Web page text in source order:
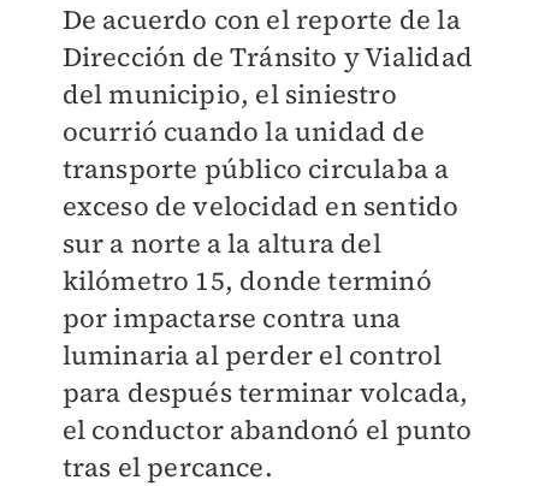
De acuerdo con el reporte de la
Dirección de Tránsito y Vialidad
del municipio, el siniestro
ocurrió cuando la unidad de
transporte público circulaba a
exceso de velocidad en sentido
sur a norte a la altura del
kilómetro 15, donde terminó
por impactarse contra una
luminaria al perder el control
para después terminar volcada,
el conductor abandonó el punto
tras el percance.